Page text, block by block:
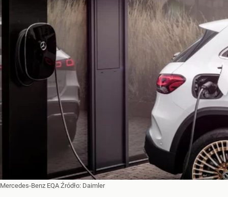
Mercedes-Benz EQA Źródło: Daimler